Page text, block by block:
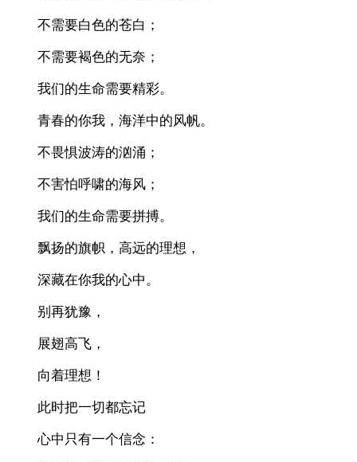
不需要白色的苍白；
不需要褐色的无奈；
我们的生命需要精彩。
青春的你我，海洋中的风帆。
不畏惧波涛的汹涌；
不害怕呼啸的海风；
我们的生命需要拼搏。
飘扬的旗帜，高远的理想，
深藏在你我的心中。
别再犹豫，
展翅高飞，
向着理想！
此时把一切都忘记
心中只有一个信念：